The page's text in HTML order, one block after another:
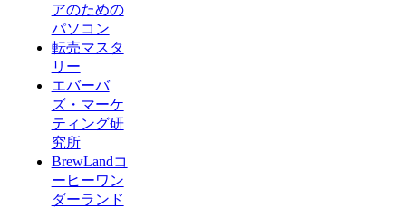
アのための
パソコン
転売マスタ
リー
エバーバ
ズ・マーケ
ティング研
究所
BrewLandコ
ーヒーワン
ダーランド